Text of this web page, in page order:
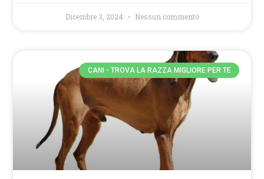
Dicembre 3, 2024 Nessun commento
CANI - TROVA LA RAZZA MIGLIORE PER TE